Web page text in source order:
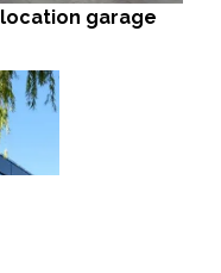
location garage